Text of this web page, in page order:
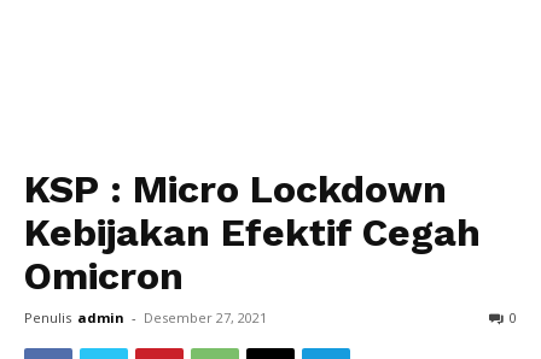
KSP : Micro Lockdown
Kebijakan Efektif Cegah
Omicron
Penulis admin - Desember 27, 2021 0